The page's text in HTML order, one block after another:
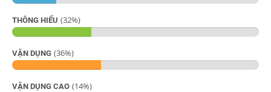
THÔNG HIỂU (32%)
VẬN DỤNG (36%)
VẬN DỤNG CAO (14%)